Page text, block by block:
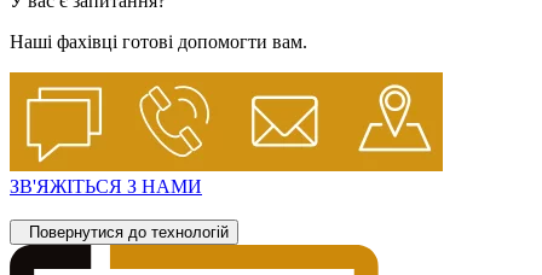
Наші фахівці готові допомогти вам.
ЗВ'ЯЖІТЬСЯ З НАМИ
Повернутися до технологій